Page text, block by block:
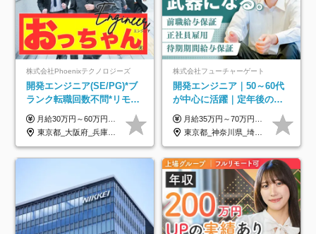
株式会社Phoenixテクノロジーズ
開発エンジニア(SE/PG)*ブ
ランク転職回数不問*リモー
ト案件多数*残業ほぼ0*通院
のための半休制度あり
月給30万円～60万円+住宅手当+職能手当+役職手当+決算賞与+報奨金 ※経験・能力を考慮し、優遇します ※給与には20時間分のみなし時間外手当(3万7000円以上)を含みます(超過時間分は別途追加支給) ※試用期間3～6ヵ月あり(その間の給与、待遇に差異なし) ※場合によって契約社員での採用の可能性あり(面接時に応相談)
東京都_大阪府_兵庫県_京都府_福岡県
株式会社フューチャーゲート
開発エンジニア｜50～60代
が中心に活躍｜定年後の給
与減ナシ｜年収50万円アッ
プ実績／昇給率92％（直近3
年）
月給35万円～70万円（固定残業代30時間分63,869円～を含む）+賞与年1回 ※30時間を超える分は別途支給します ●これまでのご経験・スキル・前職給与をできる限り考慮します ●待機期間も給与を100％支給します ●試用期間中も給与や福利厚生は同じです ≪年収を維持しながら長く働けます！≫ 一般的な企業では55歳や60歳を機に年収が下がりますが、 当社は役職などではなく「スキルや経験」で評価。 エンジニアとして長く働きながら あなたにふさわしい年収を維持できます！
東京都_神奈川県_埼玉県_千葉県